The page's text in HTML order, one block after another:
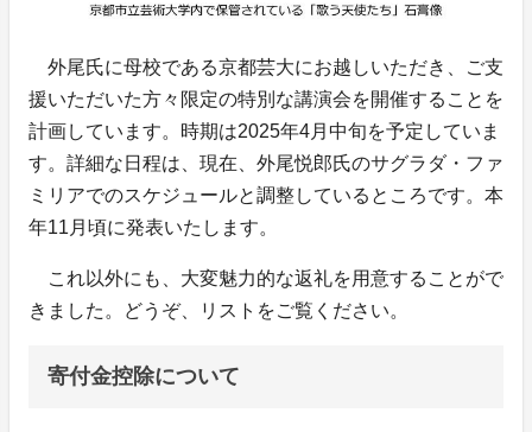
外尾氏に母校である京都芸大にお越しいただき、ご支
援いただいた方々限定の特別な講演会を開催することを
計画しています。時期は2025年4月中旬を予定していま
す。詳細な日程は、現在、外尾悦郎氏のサグラダ・ファ
ミリアでのスケジュールと調整しているところです。本
年11月頃に発表いたします。
これ以外にも、大変魅力的な返礼を用意することがで
きました。どうぞ、リストをご覧ください。
寄付金控除について